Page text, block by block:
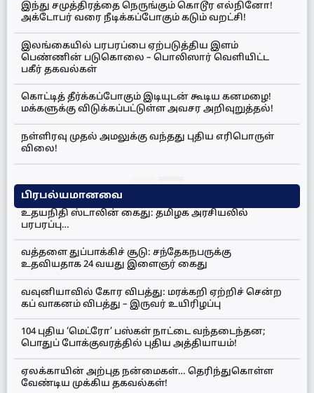
இந்து சமுத்திரத்தை நெருங்கும் கொடூர எல்நினோ!
அக்டோபர் வரை நீடிக்கப்போகும் கடும் வறட்சி!
இலங்கையில் பரபரப்பை ஏற்படுத்திய இளம்
பெண்ணின் படுகொலை – பொலிஸார் வெளியிட்ட
பகீர் தகவல்கள்
கொட்டித் தீர்க்கப்போகும் இடியுடன் கூடிய கனமழை!
மக்களுக்கு விடுக்கப்பட்டுள்ள அவசர அறிவுறுத்தல்!
நள்ளிரவு முதல் அமலுக்கு வந்தது புதிய எரிபொருள்
விலை!
பிரபல்யமானவை
உதயநிதி ஸ்டாலின் கைது: தமிழக அரசியலில்
பரபரப்பு…
வத்தளை துப்பாக்கிச் சூடு: சந்தேகநபருக்கு
உதவியதாக 24 வயது இளைஞர் கைது
வவுனியாவில் கோர விபத்து: மரக்கறி ஏற்றிச் சென்ற
கப் வாகனம் விபத்து – இருவர் உயிரிழப்பு
104 புதிய ‘மெட்ரோ’ பஸ்கள் நாட்டை வந்தடைந்தன;
பொதுப் போக்குவரத்தில் புதிய அத்தியாயம்!
ஏலக்காயின் அற்புத நன்மைகள்… தெரிந்துகொள்ள
வேண்டிய முக்கிய தகவல்கள்!